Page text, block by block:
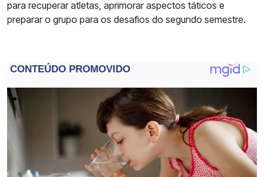
para recuperar atletas, aprimorar aspectos táticos e
preparar o grupo para os desafios do segundo semestre.